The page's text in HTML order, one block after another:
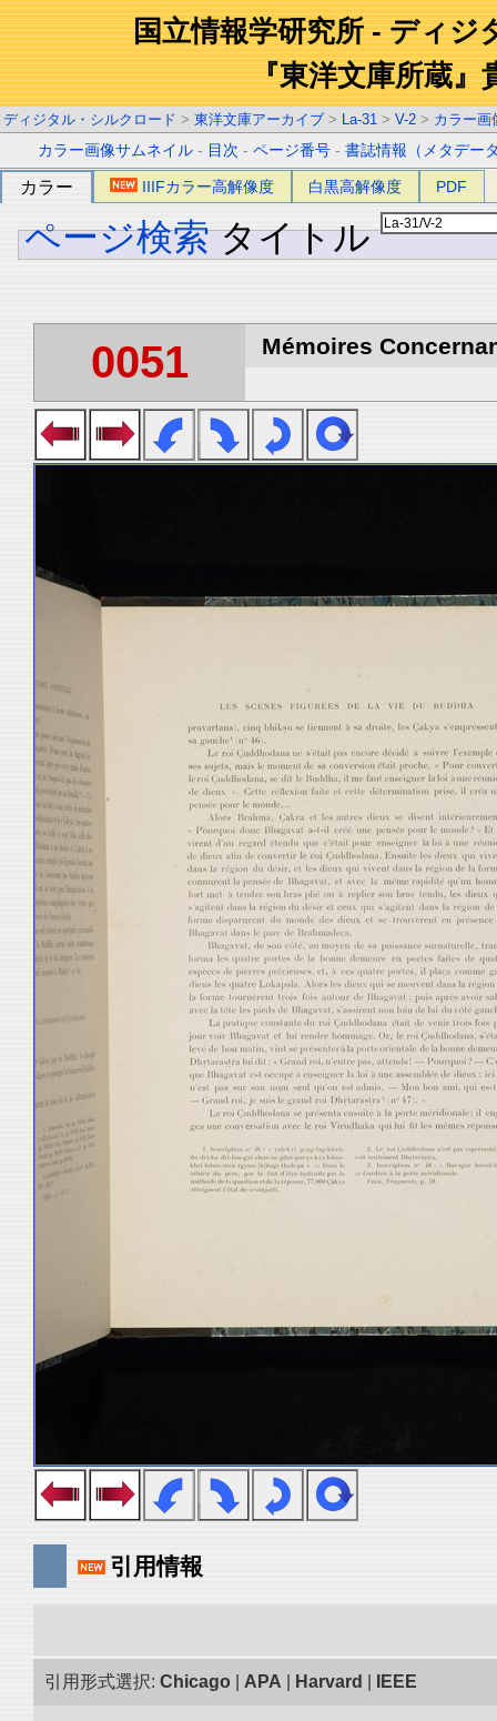
国立情報学研究所 - ディジ
『東洋文庫所蔵』
ディジタル・シルクロード > 東洋文庫アーカイブ > La-31 > V-2 > カラー画
カラー画像サムネイル - 目次 -ページ番号 -書誌情報（メタデー
カラー IIIFカラー高解像度 白黒高解像度 PDF
ページ検索 タイトル
0051 Mémoires
引用情報
引用形式選択: Chicago APA Harvard IEEE